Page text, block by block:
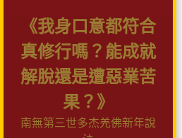
《我身口意都符合
真修行嗎？能成就
解脫還是遭惡業苦
果？》
南無第三世多杰羌佛新年說